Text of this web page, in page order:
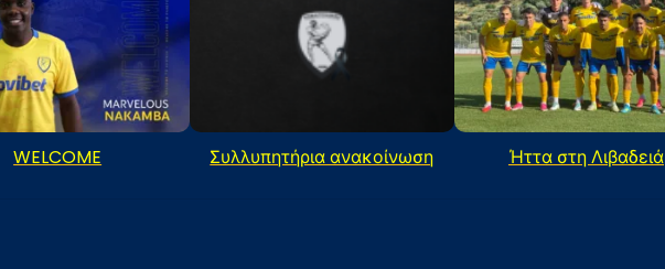
WELCOME Συλλυπητήρια ανακοίνωση Ήττα στη Λιβαδειά